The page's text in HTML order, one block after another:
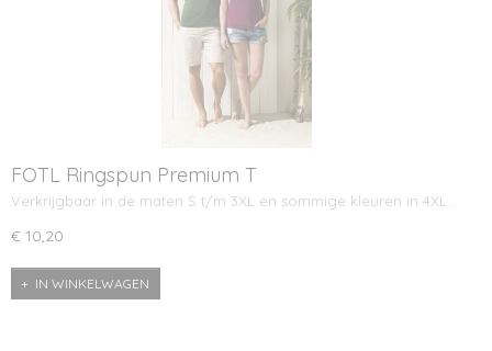
FOTL Ringspun Premium T
Verkrijgbaar in de maten S t/m 3XL en sommige kleuren in 4XL…
€ 10,20
IN WINKELWAGEN